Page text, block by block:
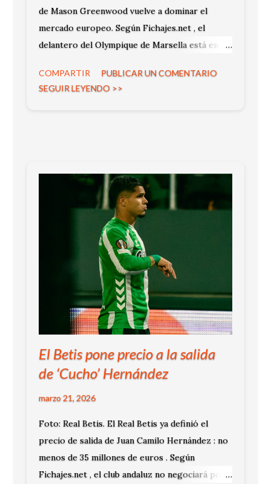
de Mason Greenwood vuelve a dominar el
mercado europeo. Según Fichajes.net , el
delantero del Olympique de Marsella está en la
lo posiciona como una prioridad ofensiva.
COMPARTIR
PUBLICAR UN COMENTARIO
SEGUIR LEYENDO >>
El Betis pone precio a la salida
de ‘Cucho’ Hernández
marzo 21, 2026
Foto: Real Betis. El Real Betis ya definió el
precio de salida de Juan Camilo Hernández : no
menos de 35 millones de euros . Según
Fichajes.net , el club andaluz no negociará por